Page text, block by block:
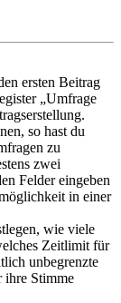
ersten Beitrag
„Umfrage
so hast du
zu
zwei
Felder eingeben
in einer
wie viele
Zeitlimit für
unbegrenzte
ihre Stimme